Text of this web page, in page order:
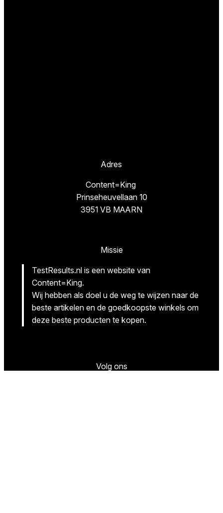
Adres
Content=King
Prinseheuvellaan 10
3951 VB MAARN
Missie
TestResults.nl is een website van
Content=King.
Wij hebben als doel u de weg te wijzen naar de
beste artikelen en de goedkoopste winkels om
deze beste producten te kopen.
Volg ons